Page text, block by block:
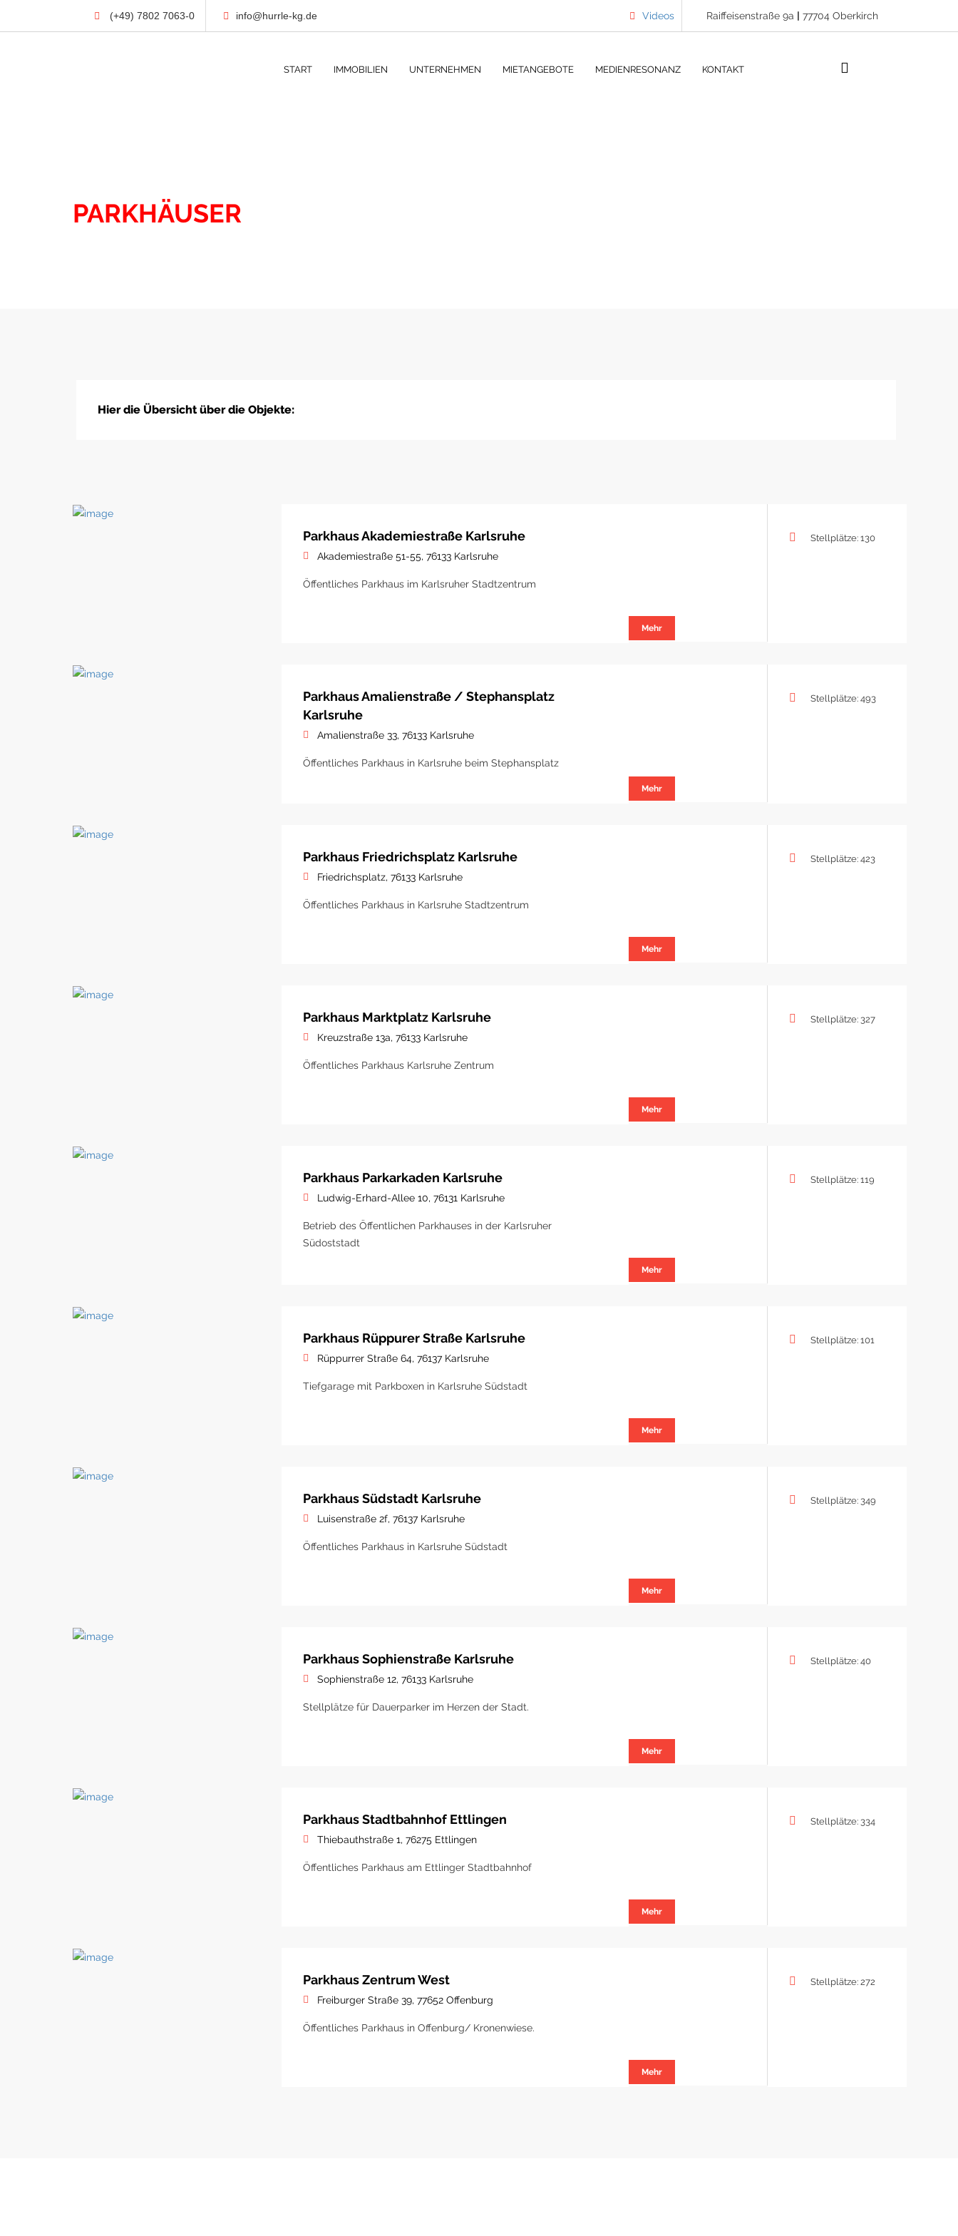
(+49) 7802 7063-0 info@hurrle-kg.de Videos Raiffeisenstraße 9a | 77704 Oberkirch
START IMMOBILIEN UNTERNEHMEN MIETANGEBOTE MEDIENRESONANZ KONTAKT
PARKHÄUSER
Hier die Übersicht über die Objekte:
Parkhaus Akademiestraße Karlsruhe
Akademiestraße 51-55, 76133 Karlsruhe
Öffentliches Parkhaus im Karlsruher Stadtzentrum
Mehr
Stellplätze: 130
Parkhaus Amalienstraße / Stephansplatz
Karlsruhe
Amalienstraße 33, 76133 Karlsruhe
Öffentliches Parkhaus in Karlsruhe beim Stephansplatz
Mehr
Stellplätze: 493
Parkhaus Friedrichsplatz Karlsruhe
Friedrichsplatz, 76133 Karlsruhe
Öffentliches Parkhaus in Karlsruhe Stadtzentrum
Mehr
Stellplätze: 423
Parkhaus Marktplatz Karlsruhe
Kreuzstraße 13a, 76133 Karlsruhe
Öffentliches Parkhaus Karlsruhe Zentrum
Mehr
Stellplätze: 327
Parkhaus Parkarkaden Karlsruhe
Ludwig-Erhard-Allee 10, 76131 Karlsruhe
Betrieb des Öffentlichen Parkhauses in der Karlsruher
Südoststadt
Mehr
Stellplätze: 119
Parkhaus Rüppurer Straße Karlsruhe
Rüppurrer Straße 64, 76137 Karlsruhe
Tiefgarage mit Parkboxen in Karlsruhe Südstadt
Mehr
Stellplätze: 101
Parkhaus Südstadt Karlsruhe
Luisenstraße 2f, 76137 Karlsruhe
Öffentliches Parkhaus in Karlsruhe Südstadt
Mehr
Stellplätze: 349
Parkhaus Sophienstraße Karlsruhe
Sophienstraße 12, 76133 Karlsruhe
Stellplätze für Dauerparker im Herzen der Stadt.
Mehr
Stellplätze: 40
Parkhaus Stadtbahnhof Ettlingen
Thiebauthstraße 1, 76275 Ettlingen
Öffentliches Parkhaus am Ettlinger Stadtbahnhof
Mehr
Stellplätze: 334
Parkhaus Zentrum West
Freiburger Straße 39, 77652 Offenburg
Öffentliches Parkhaus in Offenburg/ Kronenwiese.
Mehr
Stellplätze: 272